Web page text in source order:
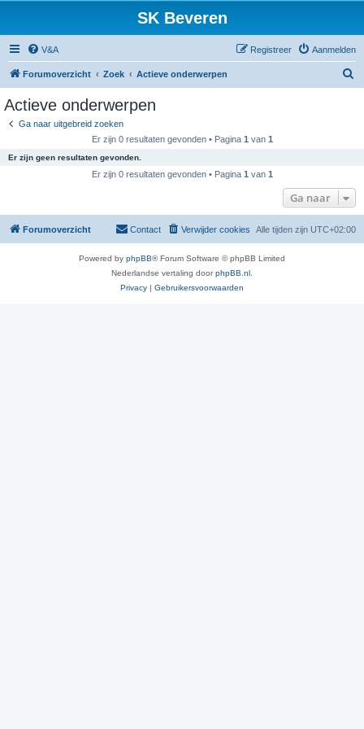
SK Beveren
V&A Aanmelden
Registreer
Forumoverzicht Zoek Actieve onderwerpen
Actieve onderwerpen
Ga naar uitgebreid zoeken
Er zijn 0 resultaten gevonden • Pagina 1 van 1
Er zijn geen resultaten gevonden.
Er zijn 0 resultaten gevonden • Pagina 1 van 1
Ga naar
Forumoverzicht Alle tijden zijn UTC+02:00
Verwijder cookies
Contact
Powered by phpBB® Forum Software © phpBB Limited
Nederlandse vertaling doorphpBB.nl
Privacy | Gebruikersvoorwaarden